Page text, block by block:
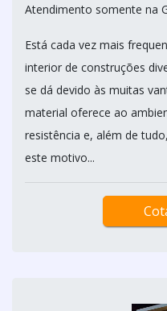
Atendimento somente na
Está cada vez mais
interior de construções
se dá devido às muitas
material oferece ao
resistência e, além de
este motivo...